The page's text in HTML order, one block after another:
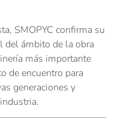
SMOPYC confirma su
del ámbito de la obra
más importante
de encuentro para
generaciones y